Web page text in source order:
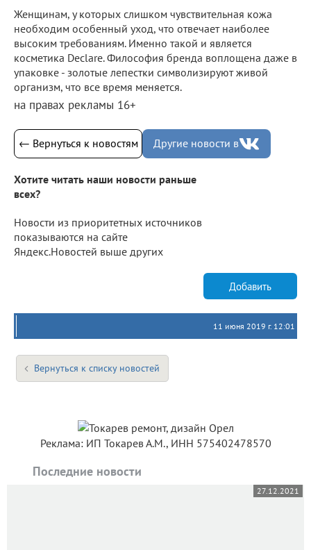
Женщинам, у которых слишком чувствительная кожа
необходим особенный уход, что отвечает наиболее
высоким требованиям. Именно такой и является
косметика Declare. Философия бренда воплощена даже в
упаковке - золотые лепестки символизируют живой
организм, что все время меняется.
на правах рекламы 16+
← Вернуться к новостям Другие новости в
Хотите читать наши новости раньше
всех?
Новости из приоритетных источников
показываются на сайте
Яндекс.Новостей выше других
Добавить
11 июня 2019 г. 12:01
Вернуться к списку новостей
Реклама: ИП Токарев А.М., ИНН 575402478570
Последние новости
27.12.2021